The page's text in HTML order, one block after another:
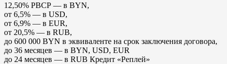
12,50% РВСР — в BYN,
от 6,5% — в USD,
от 6,9% — в EUR,
от 20,5% — в RUB,
до 600 000 BYN в эквиваленте на срок заключения договора,
до 36 месяцев — в BYN, USD, EUR
до 24 месяцев — в RUB Кредит «Реплей»